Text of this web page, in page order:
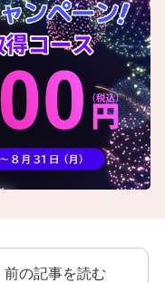
前の記事を読む